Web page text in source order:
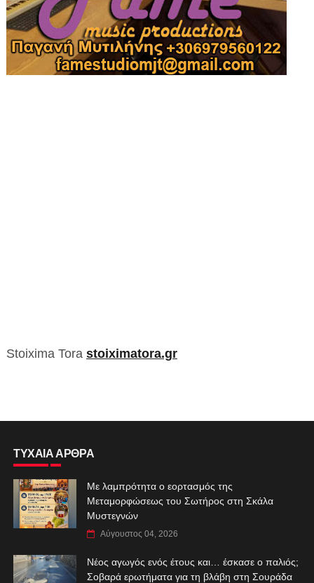
Stoixima Tora stoiximatora.gr
ΤΥΧΑΙΑ ΑΡΘΡΑ
Με λαμπρότητα ο εορτασμός της
Μεταμορφώσεως του Σωτήρος στη Σκάλα
Μυστεγνών
Αύγουστος 04, 2026
Νέος αγωγός ενός έτους και… έσκασε ο παλιός;
Σοβαρά ερωτήματα για τη βλάβη στη Σουράδα